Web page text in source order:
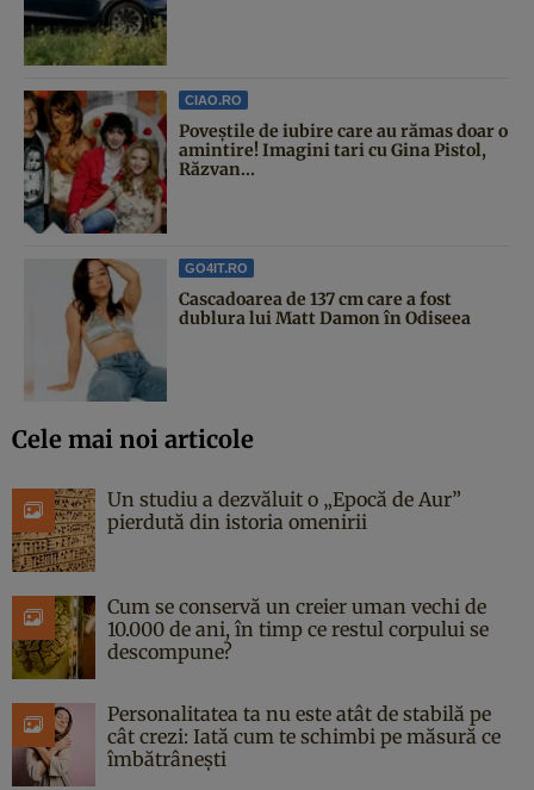
CIAO.RO
Poveştile de iubire care au rămas doar o
amintire! Imagini tari cu Gina Pistol,
Răzvan...
GO4IT.RO
Cascadoarea de 137 cm care a fost
dublura lui Matt Damon în Odiseea
Cele mai noi articole
Un studiu a dezvăluit o „Epocă de Aur”
pierdută din istoria omenirii
Cum se conservă un creier uman vechi de
10.000 de ani, în timp ce restul corpului se
descompune?
Personalitatea ta nu este atât de stabilă pe
cât crezi: Iată cum te schimbi pe măsură ce
îmbătrânești